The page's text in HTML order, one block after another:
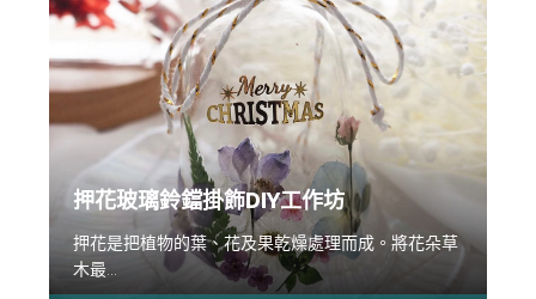
押花玻璃鈴鐺掛飾DIY工作坊
押花是把植物的葉、花及果乾燥處理而成。將花朵草
木最...